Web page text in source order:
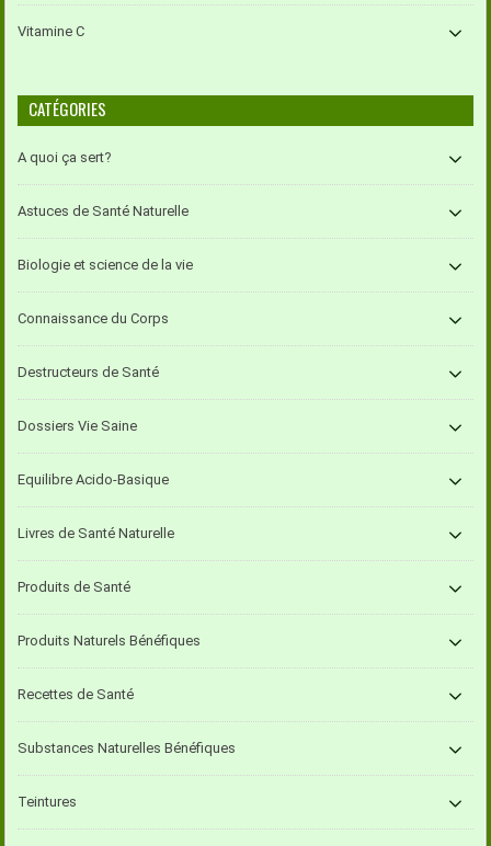
Vitamine C
CATÉGORIES
A quoi ça sert?
Astuces de Santé Naturelle
Biologie et science de la vie
Connaissance du Corps
Destructeurs de Santé
Dossiers Vie Saine
Equilibre Acido-Basique
Livres de Santé Naturelle
Produits de Santé
Produits Naturels Bénéfiques
Recettes de Santé
Substances Naturelles Bénéfiques
Teintures